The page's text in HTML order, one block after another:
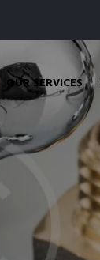
OUR SERVICES